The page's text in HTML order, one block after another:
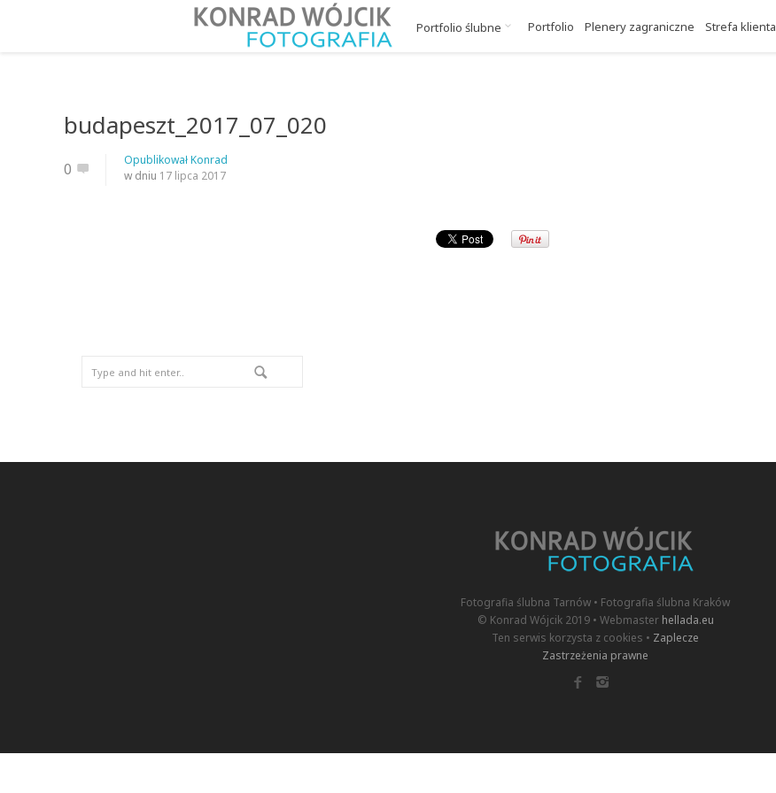
Portfolio ślubne Portfolio Plenery zagraniczne Strefa klienta
budapeszt_2017_07_020
0 OpublikowałKonrad
w dniu 17 lipca 2017
Fotografia ślubna Tarnów • Fotografia ślubna Kraków
© Konrad Wójcik 2019 • Webmaster hellada.eu
Ten serwis korzysta z cookies • Zaplecze
Zastrzeżenia prawne